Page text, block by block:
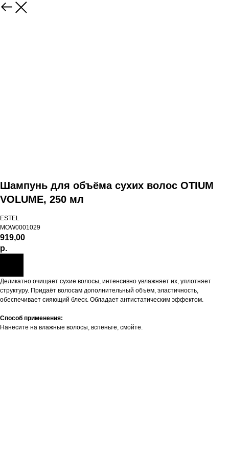
Шампунь для объёма сухих волос OTIUM
VOLUME, 250 мл
ESTEL
MOW0001029
919,00
р.
Деликатно очищает сухие волосы, интенсивно увлажняет их, уплотняет
структуру. Придаёт волосам дополнительный объём, эластичность,
обеспечивает сияющий блеск. Обладает антистатическим эффектом.
Способ применения:
Нанесите на влажные волосы, вспеньте, смойте.